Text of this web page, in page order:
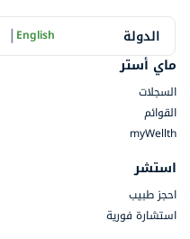
الدولة |English
ماي أستر
السجلات
القوائم
myWellth
استشر
احجز طبيب
استشارة فورية